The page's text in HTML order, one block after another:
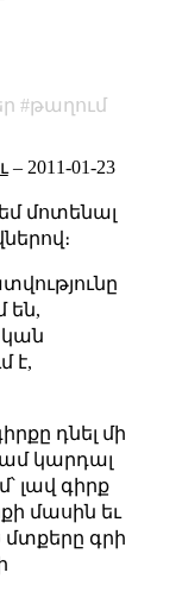
թաղում
– 2011-01-23
մոտենալ
են,
կան
է,
դնել մի
կարդալ
լավ գիրք
մասին եւ
գրի